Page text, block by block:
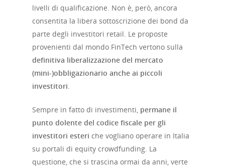
livelli di qualificazione. Non è, però, ancora
consentita la libera sottoscrizione dei bond da
parte degli investitori retail. Le proposte
provenienti dal mondo FinTech vertono sulla
definitiva liberalizzazione del mercato
(mini-)obbligazionario anche ai piccoli
investitori.
Sempre in fatto di investimenti, permane il
punto dolente del codice fiscale per gli
investitori esteri che vogliano operare in Italia
su portali di equity crowdfunding. La
questione, che si trascina ormai da anni, verte